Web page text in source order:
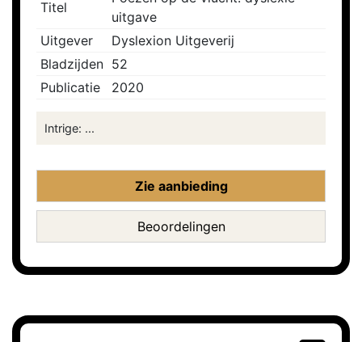
Titel
uitgave
Uitgever
Dyslexion Uitgeverij
Bladzijden 52
Publicatie
2020
Intrige: ...
Zie aanbieding
Beoordelingen